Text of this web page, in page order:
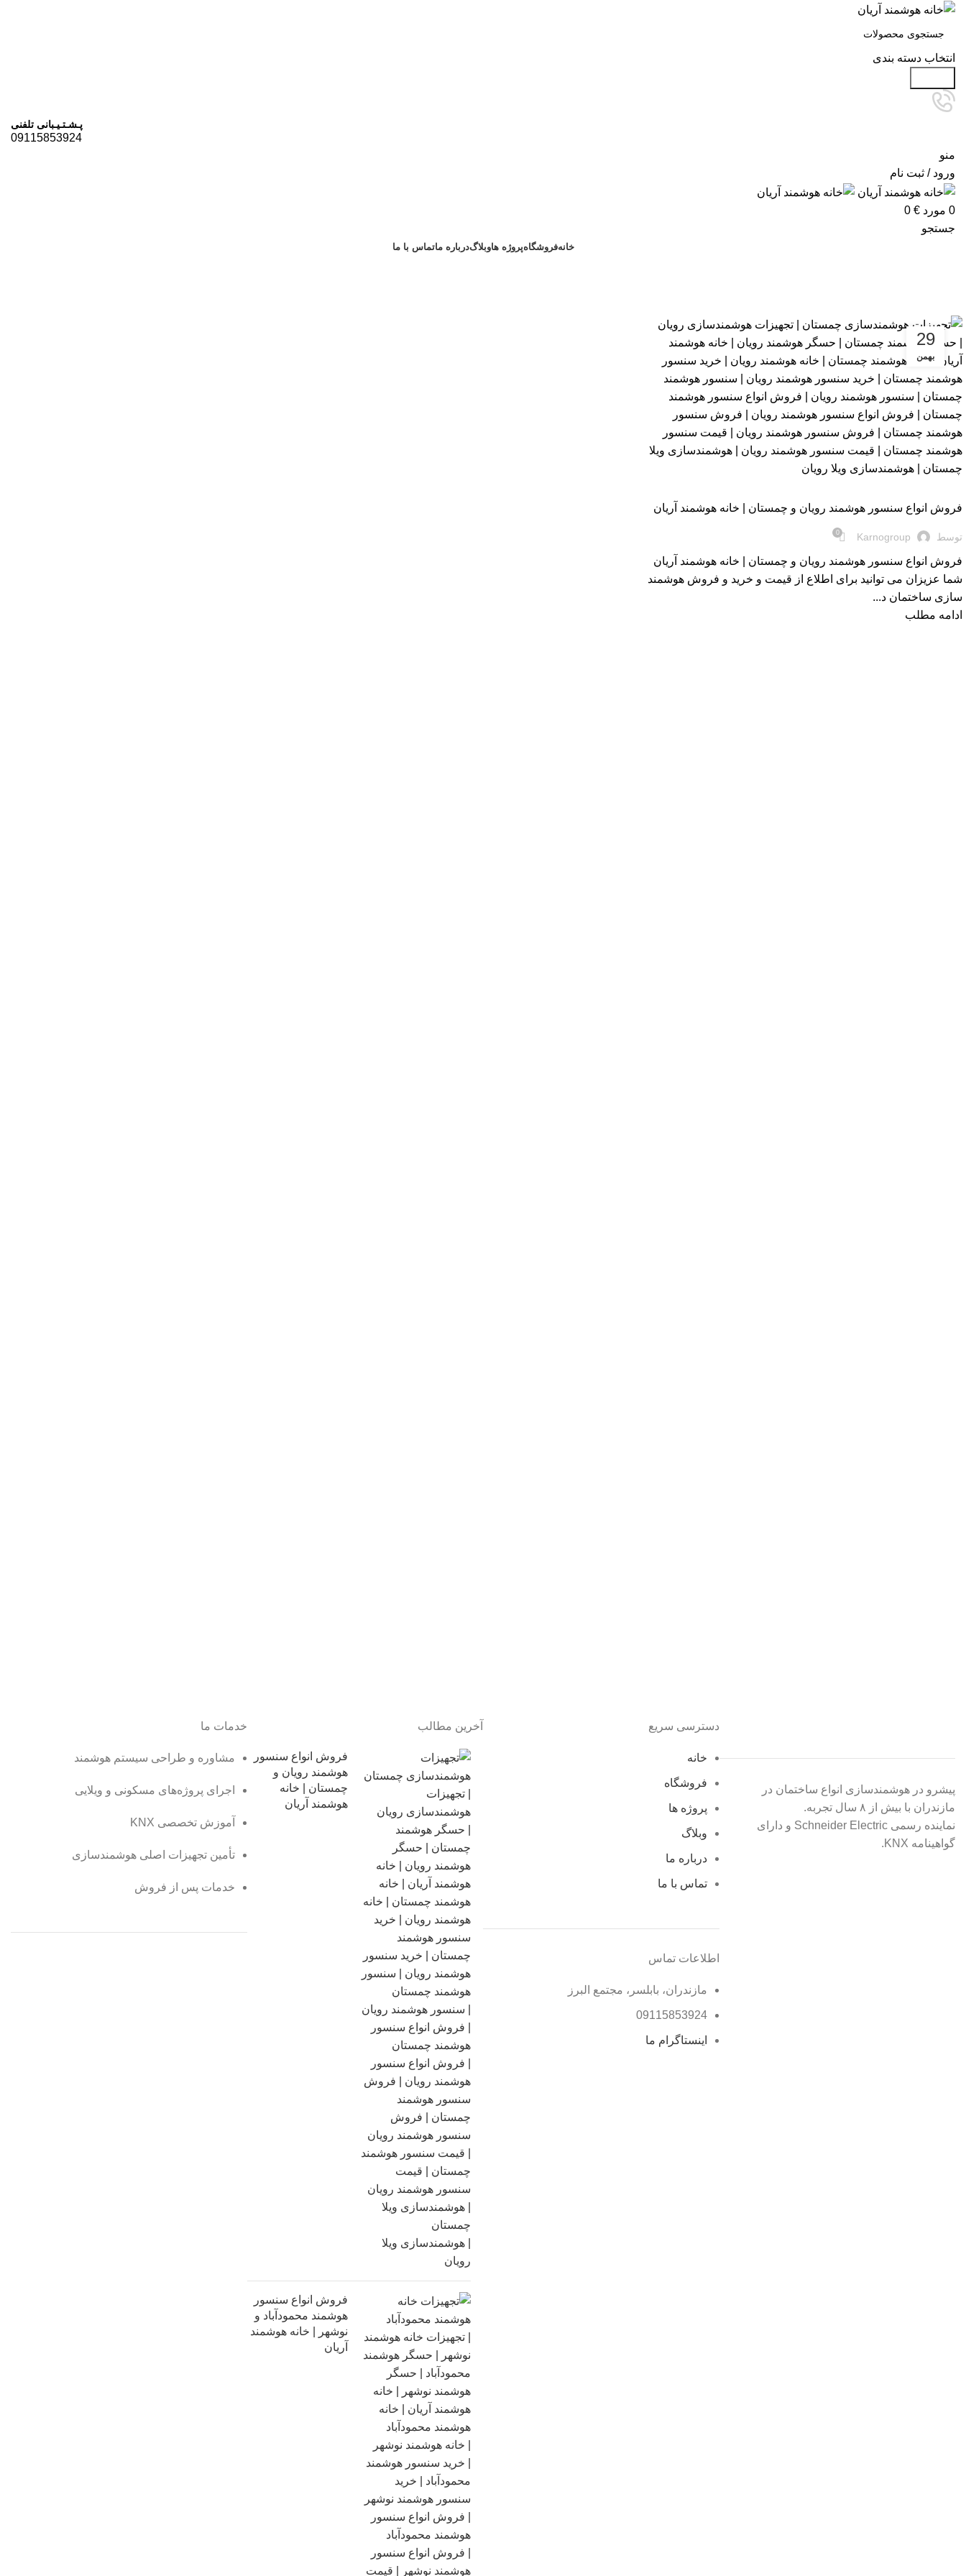
انتخاب دسته بندی
پـشـتـیـبانی تلفنی
09115853924
منو
ورود / ثبت نام
0 مورد 0 €
جستجو
خانهفروشگاهپروژه هاوبلاگدرباره ماتماس با ما
29
بهمن
فروش انواع سنسور هوشمند رویان و چمستان | خانه هوشمند آریان
توسط Karnogroup
0
فروش انواع سنسور هوشمند رویان و چمستان | خانه هوشمند آریان
شما عزیزان می توانید برای اطلاع از قیمت و خرید و فروش هوشمند
سازی ساختمان د...
ادامه مطلب
پیشرو در هوشمندسازی انواع ساختمان در
مازندران با بیش از ۸ سال تجربه.
نماینده رسمی Schneider Electric و دارای
گواهینامه KNX.
دسترسی سریع
خانه
فروشگاه
پروژه ها
وبلاگ
درباره ما
تماس با ما
اطلاعات تماس
مازندران، بابلسر، مجتمع البرز
09115853924
اینستاگرام ما
آخرین مطالب
فروش انواع سنسور
هوشمند رویان و
چمستان | خانه
هوشمند آریان
فروش انواع سنسور
هوشمند محمودآباد و
نوشهر | خانه هوشمند
آریان
خدمات ما
مشاوره و طراحی سیستم هوشمند
اجرای پروژه‌های مسکونی و ویلایی
آموزش تخصصی KNX
تأمین تجهیزات اصلی هوشمندسازی
خدمات پس از فروش